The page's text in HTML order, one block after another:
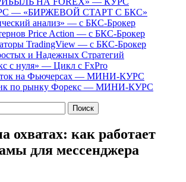
— «БИРЖЕВОЙ СТАРТ С БКС»
анализ» — с БКС-Брокер
Price Action — с БКС-Брокер
TradingView — с БКС-Брокер
и Надежных Стратегий
с нуля» — Цикл с FxPro
на Фьючерсах — МИНИ-КУРС
по рынку Форекс — МИНИ-КУРС
охватах: как работает
для мессенджера